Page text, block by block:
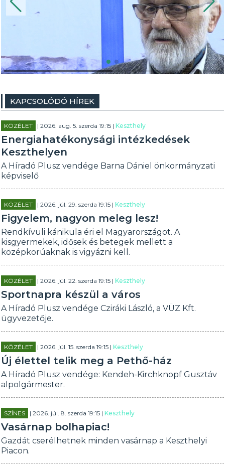
KAPCSOLÓDÓ HÍREK
KÖZÉLET | 2026. aug. 5. szerda 19:15 |Keszthely
Energiahatékonysági intézkedések
Keszthelyen
A Híradó Plusz vendége Barna Dániel önkormányzati
képviselő
KÖZÉLET | 2026. júl. 29. szerda 19:15 |Keszthely
Figyelem, nagyon meleg lesz!
Rendkívüli kánikula éri el Magyarországot. A
kisgyermekek, idősek és betegek mellett a
középkorúaknak is vigyázni kell.
KÖZÉLET | 2026. júl. 22. szerda 19:15 |Keszthely
Sportnapra készül a város
A Híradó Plusz vendége Cziráki László, a VÜZ Kft.
ügyvezetője.
KÖZÉLET | 2026. júl. 15. szerda 19:15 |Keszthely
Új élettel telik meg a Pethő-ház
A Híradó Plusz vendége: Kendeh-Kirchknopf Gusztáv
alpolgármester.
SZÍNES | 2026. júl. 8. szerda 19:15 |Keszthely
Vasárnap bolhapiac!
Gazdát cserélhetnek minden vasárnap a Keszthelyi
Piacon.